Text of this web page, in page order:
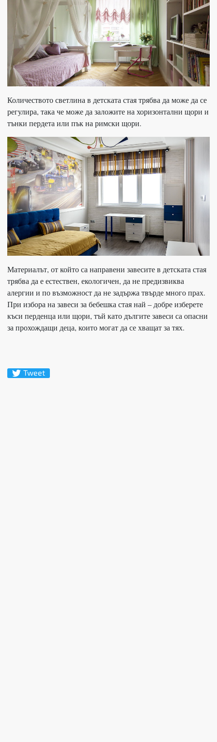
Количеството светлина в детската стая трябва да може да се
регулира, така че може да заложите на хоризонтални щори и
тънки пердета или пък на римски щори.
Материалът, от който са направени завесите в детската стая
трябва да е естествен, екологичен, да не предизвиква
алергии и по възможност да не задържа твърде много прах.
При избора на завеси за бебешка стая най – добре изберете
къси перденца или щори, тъй като дългите завеси са опасни
за прохождащи деца, които могат да се хващат за тях.
Tweet